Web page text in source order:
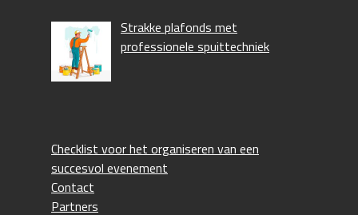
Strakke plafonds met
professionele spuittechniek
Checklist voor het organiseren van een
succesvol evenement
Contact
Partners